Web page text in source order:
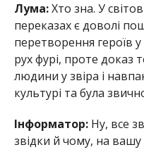
Лума:Хто зна. У
переказах є доволі
перетворення героїв
рух фурі, проте доказ
людини у звіра і
культурі та була
Інформатор:Ну, все
звідки й чому, на